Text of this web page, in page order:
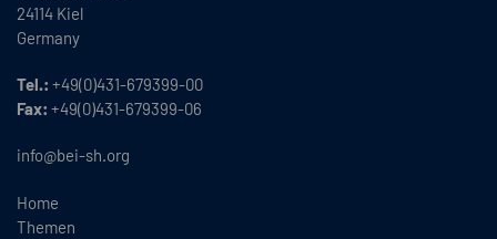
24114 Kiel
Germany
Tel.: +49(0)431-679399-00
Fax: +49(0)431-679399-06
info@bei-sh.org
Home
Themen